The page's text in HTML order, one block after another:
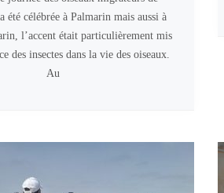
été célébrée à Palmarin mais aussi à
l’accent était particulièrement mis
des insectes dans la vie des oiseaux.
Au